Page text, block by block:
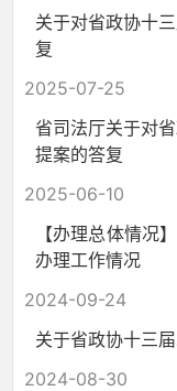
关于对省政协十
复
2025-07-25
省司法厅关于对
提案的答复
2025-06-10
【办理总体情况
办理工作情况
2024-09-24
关于省政协十三
2024-08-30